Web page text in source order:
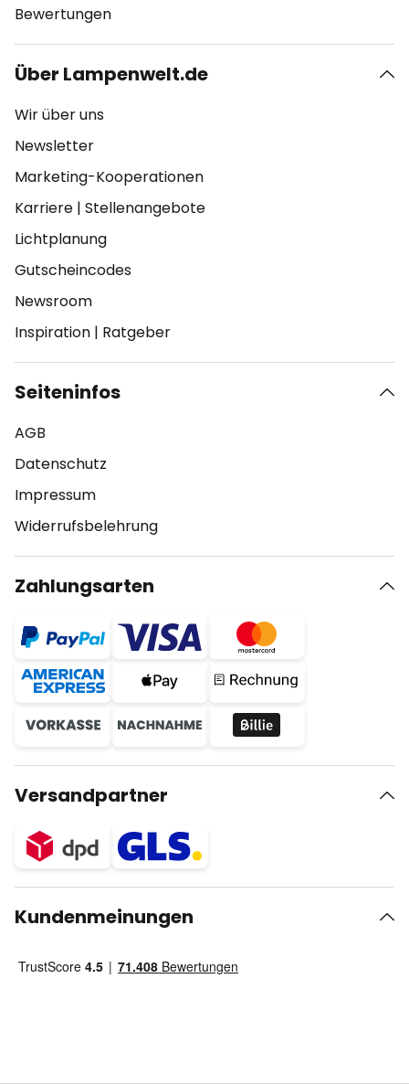
Bewertungen
Über Lampenwelt.de
Wir über uns
Newsletter
Marketing-Kooperationen
Karriere | Stellenangebote
Lichtplanung
Gutscheincodes
Newsroom
Inspiration | Ratgeber
Seiteninfos
AGB
Datenschutz
Impressum
Widerrufsbelehrung
Zahlungsarten
Versandpartner
Kundenmeinungen